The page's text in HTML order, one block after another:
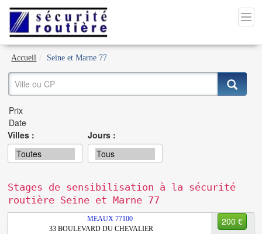
Accueil Seine et Marne 77
Villes : Jours :
Stages de sensibilisation à la sécurité
routière Seine et Marne 77
200 €
MEAUX 77100
33 BOULEVARD DU CHEVALIER